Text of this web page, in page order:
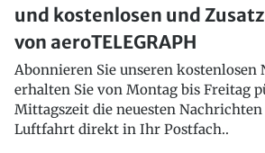
und kostenlosen und
von aeroTELEGRAPH
Abonnieren Sie unseren kostenlosen
erhalten Sie von Montag bis Freitag
Mittagszeit die neuesten Nachrichten
Luftfahrt direkt in Ihr Postfach..